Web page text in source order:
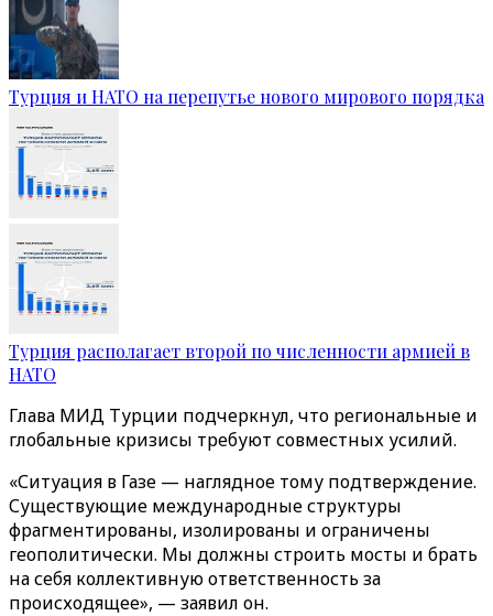
Турция и НАТО на перепутье нового мирового порядка
Турция располагает второй по численности армией в
НАТО
Глава МИД Турции подчеркнул, что региональные и
глобальные кризисы требуют совместных усилий.
«Ситуация в Газе — наглядное тому подтверждение.
Существующие международные структуры
фрагментированы, изолированы и ограничены
геополитически. Мы должны строить мосты и брать
на себя коллективную ответственность за
происходящее», — заявил он.